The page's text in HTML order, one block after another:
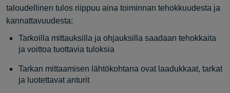
taloudellinen tulos riippuu aina toiminnan tehokkuudesta ja
kannattavuudesta:
Tarkoilla mittauksilla ja ohjauksilla saadaan tehokkaita
ja voittoa tuottavia tuloksia
Tarkan mittaamisen lähtökohtana ovat laadukkaat, tarkat
ja luotettavat anturit